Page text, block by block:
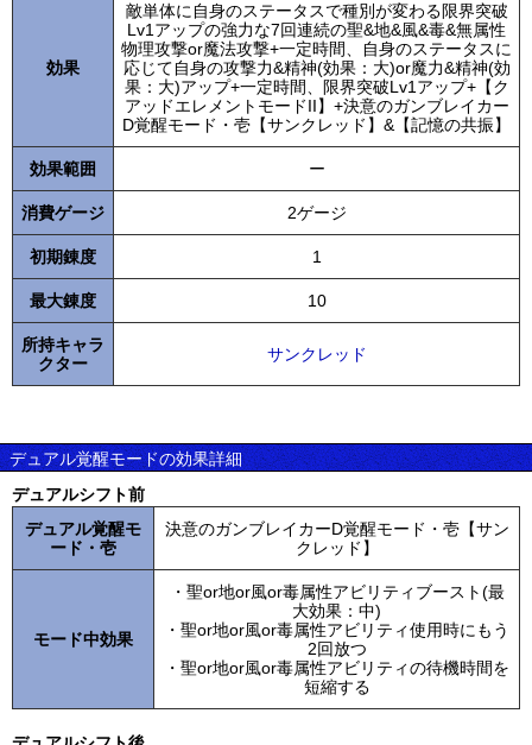
効果
敵単体に自身のステータスで種別が変わる限界突破
Lv1アップの強力な7回連続の聖&地&風&毒&無属性
物理攻撃or魔法攻撃+一定時間、自身のステータスに
応じて自身の攻撃力&精神(効果：大)or魔力&精神(効
果：大)アップ+一定時間、限界突破Lv1アップ+【ク
アッドエレメントモードII】+決意のガンブレイカー
D覚醒モード・壱【サンクレッド】&【記憶の共振】
効果範囲 ー
消費ゲージ 2ゲージ
初期錬度 1
最大錬度 10
所持キャラ
クター
サンクレッド
デュアル覚醒モードの効果詳細
デュアルシフト前
デュアル覚醒モ
ード・壱
決意のガンブレイカーD覚醒モード・壱【サン
クレッド】
モード中効果
・聖or地or風or毒属性アビリティブースト(最
大効果：中)
・聖or地or風or毒属性アビリティ使用時にもう
2回放つ
・聖or地or風or毒属性アビリティの待機時間を
短縮する